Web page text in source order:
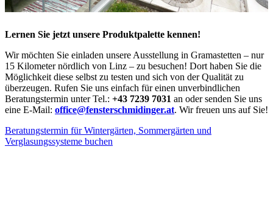
Lernen Sie jetzt unsere Produktpalette kennen!
Wir möchten Sie einladen unsere Ausstellung in Gramastetten – nur
15 Kilometer nördlich von Linz – zu besuchen! Dort haben Sie die
Möglichkeit diese selbst zu testen und sich von der Qualität zu
überzeugen. Rufen Sie uns einfach für einen unverbindlichen
Beratungstermin unter Tel.: +43 7239 7031 an oder senden Sie uns
eine E-Mail: office@fensterschmidinger.at. Wir freuen uns auf Sie!
Beratungstermin für Wintergärten, Sommergärten und
Verglasungssysteme buchen